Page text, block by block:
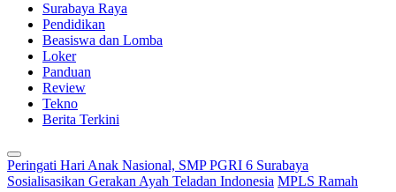
Surabaya Raya
Pendidikan
Beasiswa dan Lomba
Loker
Panduan
Review
Tekno
Berita Terkini
Peringati Hari Anak Nasional, SMP PGRI 6 Surabaya
Sosialisasikan Gerakan Ayah Teladan Indonesia MPLS Ramah